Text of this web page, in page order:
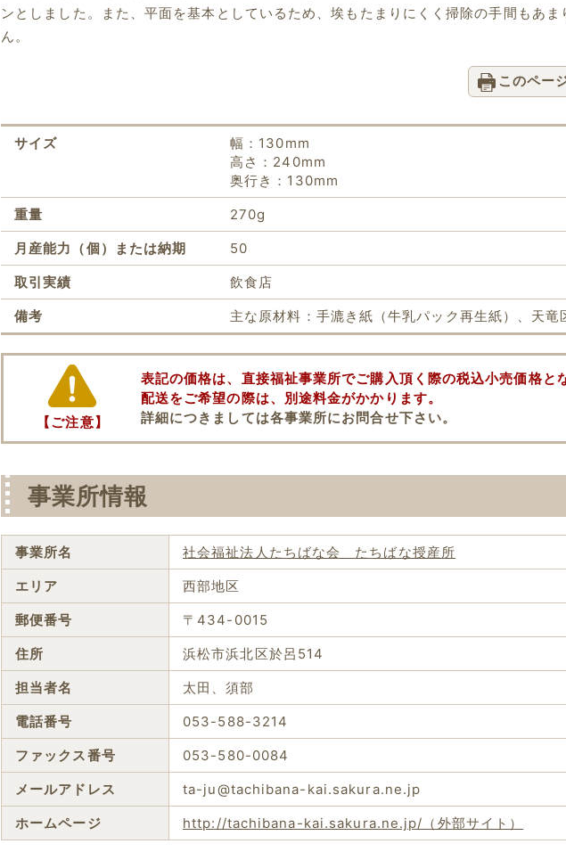
ンとしました。また、平面を基本としているため、埃もたまりにくく掃除の手間もあま
ん。
このペー
サイズ
幅：130mm
高さ：240mm
奥行き：130mm
重量
270g
月産能力（個）または納期
50
取引実績
飲食店
備考
主な原材料：手漉き紙（牛乳パック再生紙）、天竜
【ご注意】
表記の価格は、直接福祉事業所でご購入頂く際の税込小売価格と
配送をご希望の際は、別途料金がかかります。
詳細につきましては各事業所にお問合せ下さい。
事業所情報
事業所名
社会福祉法人たちばな会 たちばな授産所
エリア
西部地区
郵便番号
〒434-0015
住所
浜松市浜北区於呂514
担当者名
太田、須部
電話番号
053-588-3214
ファックス番号
053-580-0084
メールアドレス
ta-ju@tachibana-kai.sakura.ne.jp
ホームページ
http://tachibana-kai.sakura.ne.jp/（外部サイト）